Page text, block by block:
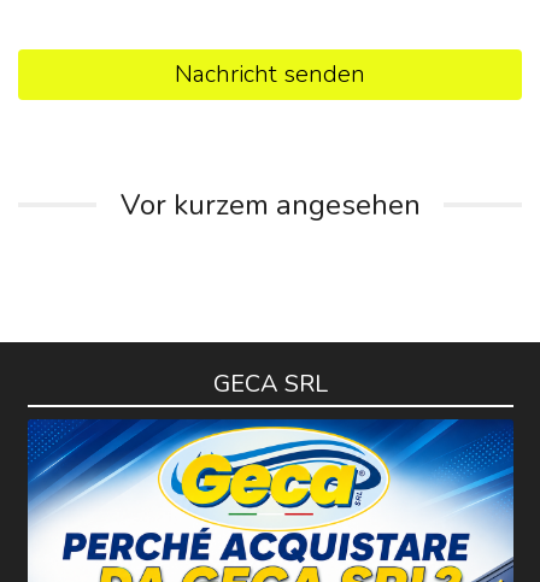
Nachricht senden
Vor kurzem angesehen
GECA SRL